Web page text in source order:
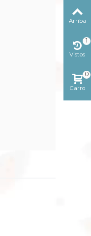
Arriba
Vistos
1
Carro
0